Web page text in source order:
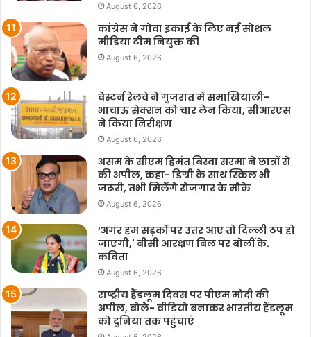
August 6, 2026
कांग्रेस ने गोवा इकाई के लिए नई सोशल
मीडिया टीम नियुक्त की
August 6, 2026
वेस्टर्न रेलवे ने गुजरात में समाखियाली-
भाचाऊ सेक्शन को चार लेन किया, सीआरएस
ने किया निरीक्षण
August 6, 2026
असम के सीएम हिमंत बिस्वा सरमा ने छात्रों से
की अपील, कहा- डिग्री के साथ स्किल भी
जरूरी, तभी मिलेंगे रोजगार के मौके
August 6, 2026
‘अगर हम सड़कों पर उतर आए तो दिल्ली ठप हो
जाएगी,' बीसी आरक्षण बिल पर बोलीं के.
कविता
August 6, 2026
राष्ट्रीय हैंडलूम दिवस पर पीएम मोदी की
अपील, बोले- वीडियो बनाकर भारतीय हैंडलूम
को दुनिया तक पहुंचाएं